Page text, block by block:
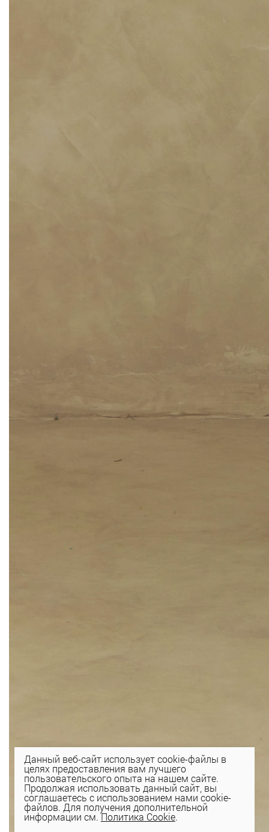
Данный веб-сайт использует cookie-файлы в
целях предоставления вам лучшего
пользовательского опыта на нашем сайте.
Продолжая использовать данный сайт, вы
соглашаетесь с использованием нами cookie-
файлов. Для получения дополнительной
информации см.Политика Cookie.